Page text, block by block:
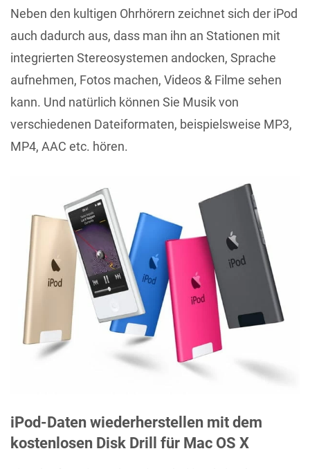
Neben den kultigen Ohrhörern zeichnet sich der iPod
auch dadurch aus, dass man ihn an Stationen mit
integrierten Stereosystemen andocken, Sprache
aufnehmen, Fotos machen, Videos & Filme sehen
kann. Und natürlich können Sie Musik von
verschiedenen Dateiformaten, beispielsweise MP3,
MP4, AAC etc. hören.
iPod-Daten wiederherstellen mit dem
kostenlosen Disk Drill für Mac OS X